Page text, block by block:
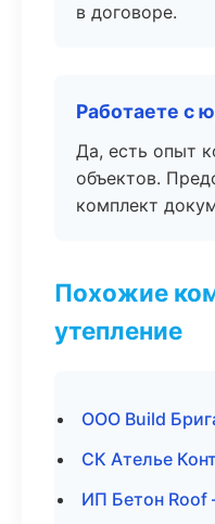
в договоре.
Работаете с
Да, есть опыт
объектов.
комплект
Похожие
утепление
ООО Build
СК Ателье
ИП Бетон